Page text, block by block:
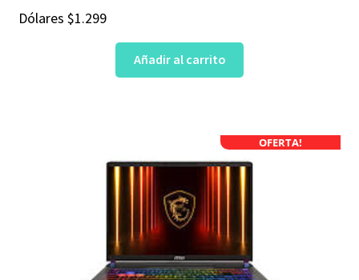
Dólares $1.299
Añadir al carrito
OFERTA!